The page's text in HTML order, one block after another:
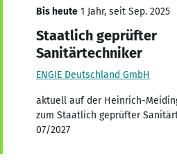
Bis heute 1 Jahr, seit Sep. 2025
Staatlich geprüfter
Sanitärtechniker
ENGIE Deutschland GmbH
aktuell auf der Heinrich-
zum Staatlich geprüfter
07/2027